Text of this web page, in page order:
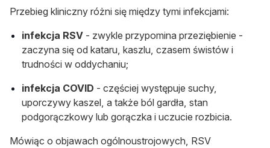
Przebieg kliniczny różni się między tymi infekcjami:
infekcja RSV - zwykle przypomina przeziębienie -
zaczyna się od kataru, kaszlu, czasem świstów i
trudności w oddychaniu;
infekcja COVID - częściej występuje suchy,
uporczywy kaszel, a także ból gardła, stan
podgorączkowy lub gorączka i uczucie rozbicia.
Mówiąc o objawach ogólnoustrojowych, RSV